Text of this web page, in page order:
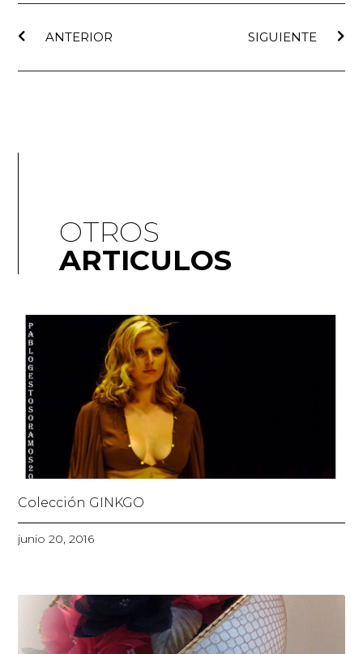
ANTERIOR SIGUIENTE
OTROS
ARTICULOS
Colección GINKGO
junio 20, 2016